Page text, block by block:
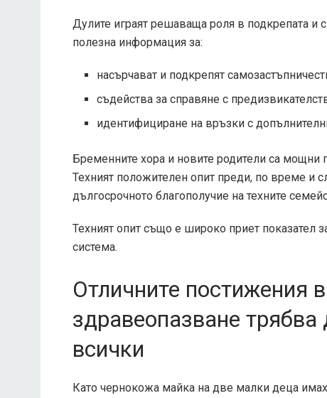
Дулите играят решаваща роля в подкрепата и
полезна информация за:
насърчават и подкрепят
съдейства за справяне с
идентифициране на връзки с
Бременните хора и новите родители са мощни
Техният положителен опит преди, по време и
дългосрочното благополучие на техните
Техният опит също е широко приет показател
система.
Отличните постижения
здравеопазване
всички
Като чернокожа майка на две малки деца